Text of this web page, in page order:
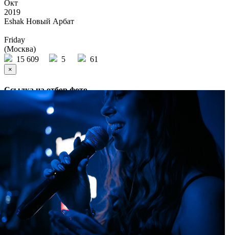
Окт
2019
Eshak Новый Арбат
Friday
(Москва)
15 609
5 61
×
Ссылка на отбор фото